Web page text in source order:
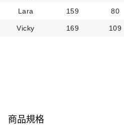
Lara 159 80
Vicky 169 109
商品規格